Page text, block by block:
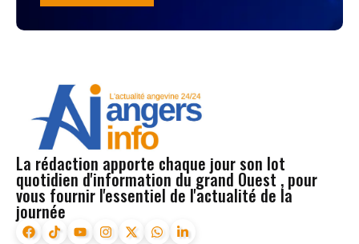
La rédaction apporte chaque jour son lot
quotidien d'information du grand Ouest , pour
vous fournir l'essentiel de l'actualité de la
journée